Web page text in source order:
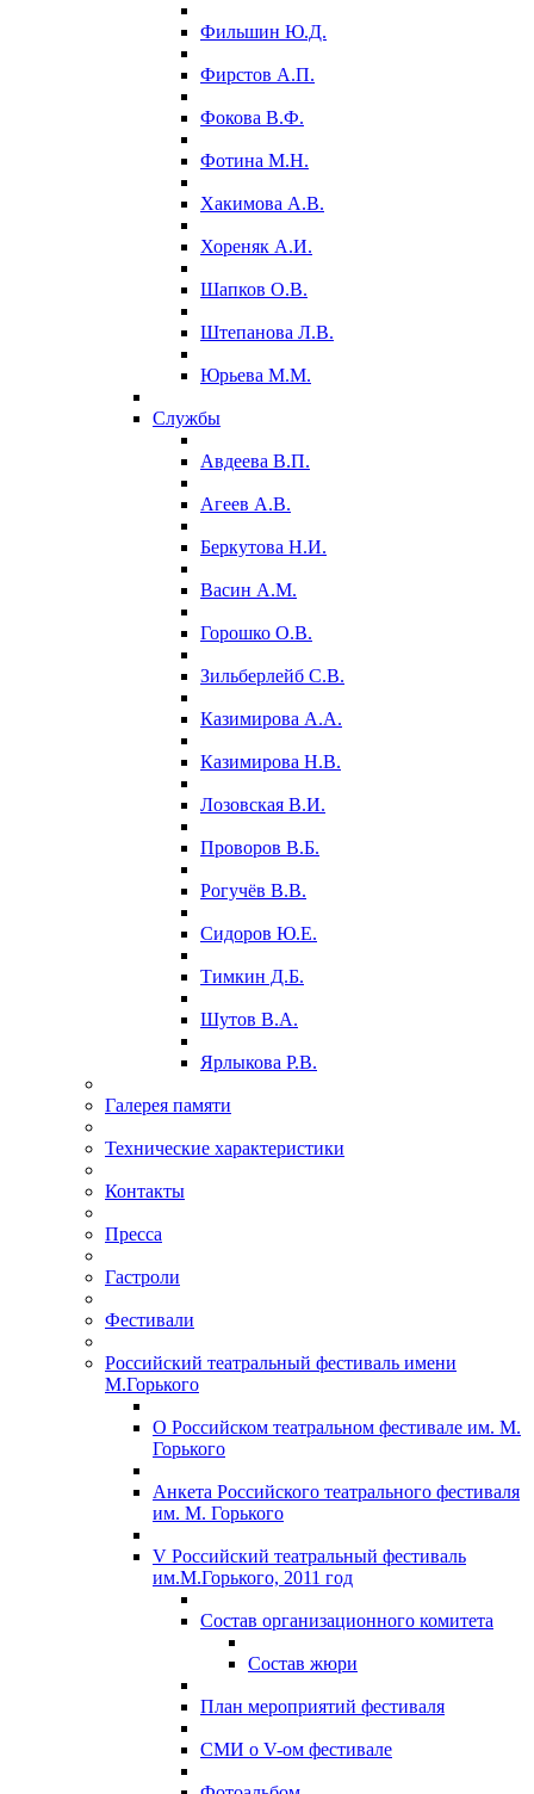
Фильшин Ю.Д.
Фирстов А.П.
Фокова В.Ф.
Фотина М.Н.
Хакимова А.В.
Хореняк А.И.
Шапков О.В.
Штепанова Л.В.
Юрьева М.М.
Службы
Авдеева В.П.
Агеев А.В.
Беркутова Н.И.
Васин А.М.
Горошко О.В.
Зильберлейб С.В.
Казимирова А.А.
Казимирова Н.В.
Лозовская В.И.
Проворов В.Б.
Рогучёв В.В.
Сидоров Ю.Е.
Тимкин Д.Б.
Шутов В.А.
Ярлыкова Р.В.
Галерея памяти
Технические характеристики
Контакты
Пресса
Гастроли
Фестивали
Российский театральный фестиваль имени
М.Горького
О Российском театральном фестивале им. М.
Горького
Анкета Российского театрального фестиваля
им. М. Горького
V Российский театральный фестиваль
им.М.Горького, 2011 год
Состав организационного комитета
Состав жюри
План мероприятий фестиваля
СМИ о V-ом фестивале